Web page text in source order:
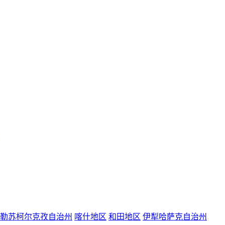
苏柯尔克孜自治州 喀什地区 和田地区 伊犁哈萨克自治州